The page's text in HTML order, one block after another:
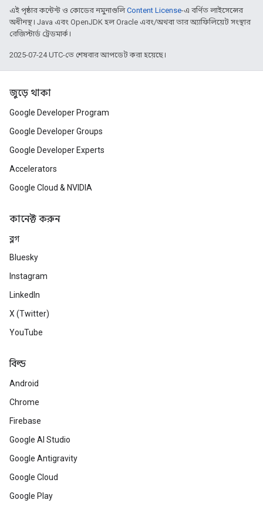
এই পৃষ্ঠার কন্টেন্ট ও কোডের নমুনাগুলিContent License-এ বর্ণিত লাইসেন্সের
অধীনস্থ। Java এবং OpenJDK হল Oracle এবং/অথবা তার অ্যাফিলিয়েট সংস্থার
রেজিস্টার্ড ট্রেডমার্ক।
2025-07-24 UTC-তে শেষবার আপডেট করা হয়েছে।
জুড়ে থাকা
Google Developer Program
Google Developer Groups
Google Developer Experts
Accelerators
Google Cloud & NVIDIA
কানেক্ট করুন
ব্লগ
Bluesky
Instagram
LinkedIn
X (Twitter)
YouTube
বিল্ড
Android
Chrome
Firebase
Google AI Studio
Google Antigravity
Google Cloud
Google Play